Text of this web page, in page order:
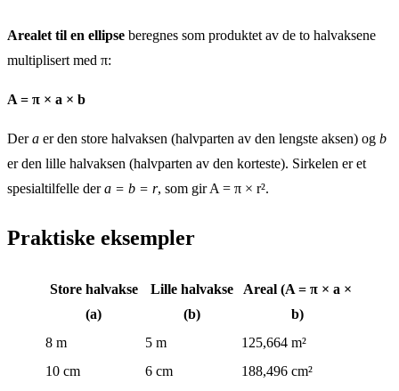
Arealet til en ellipse beregnes som produktet av de to halvaksene
multiplisert med π:
A = π × a × b
Dera er den store halvaksen (halvparten av den lengste aksen) og b
er den lille halvaksen (halvparten av den korteste). Sirkelen er et
spesialtilfelle dera = b = r, som gir A = π × r².
Praktiske eksempler
Store halvakse
(a)
Lille halvakse
(b)
Areal (A = π × a ×
b)
8 m
5 m
125,664 m²
10 cm
6 cm
188,496 cm²